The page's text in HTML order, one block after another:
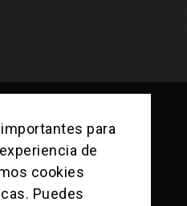
para
de
cookies
Puedes